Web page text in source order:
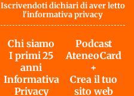
Iscrivendoti dichiari di aver letto
l'informativa privacy
Chi siamo
I primi 25
anni
Informativa
Privacy
Podcast
AteneoCard
+
Crea il tuo
sito web